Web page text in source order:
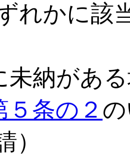
れかに該
納があ
５条の２
）